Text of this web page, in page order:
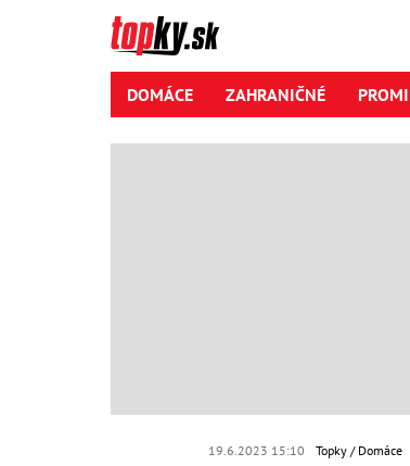
DOMÁCE ZAHRANIČNÉ
19.6.2023 15:10 Topky Domáce